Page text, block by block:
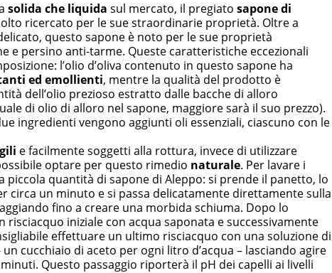
solida che liquida sul mercato, il pregiato sapone di
ricercato per le sue straordinarie proprietà. Oltre a
questo sapone è noto per le sue proprietà
e persino anti-tarme. Queste caratteristiche eccezionali
l’olio d’oliva contenuto in questo sapone ha
ed emollienti, mentre la qualità del prodotto è
dell’olio prezioso estratto dalle bacche di alloro
di olio di alloro nel sapone, maggiore sarà il suo prezzo).
ingredienti vengono aggiunti oli essenziali, ciascuno con le
e facilmente soggetti alla rottura, invece di utilizzare
optare per questo rimedio naturale. Per lavare i
piccola quantità di sapone di Aleppo: si prende il panetto, lo
circa un minuto e si passa delicatamente direttamente sulla
fino a creare una morbida schiuma. Dopo lo
risciacquo iniziale con acqua saponata e successivamente
effettuare un ultimo risciacquo con una soluzione di
cucchiaio di aceto per ogni litro d’acqua – lasciando agire
Questo passaggio riporterà il pH dei capelli ai livelli